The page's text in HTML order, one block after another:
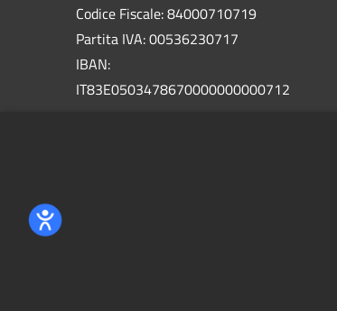
Codice Fiscale: 84000710719
Partita IVA: 00536230717
IBAN:
IT83E0503478670000000000712